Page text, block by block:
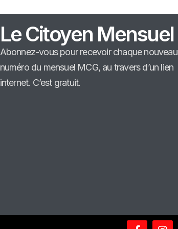
Le Citoyen Mensuel
Abonnez-vous pour recevoir chaque nouveau
numéro du mensuel MCG, au travers d’un lien
internet. C’est gratuit.